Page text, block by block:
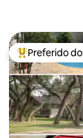
Entre os
Preferido